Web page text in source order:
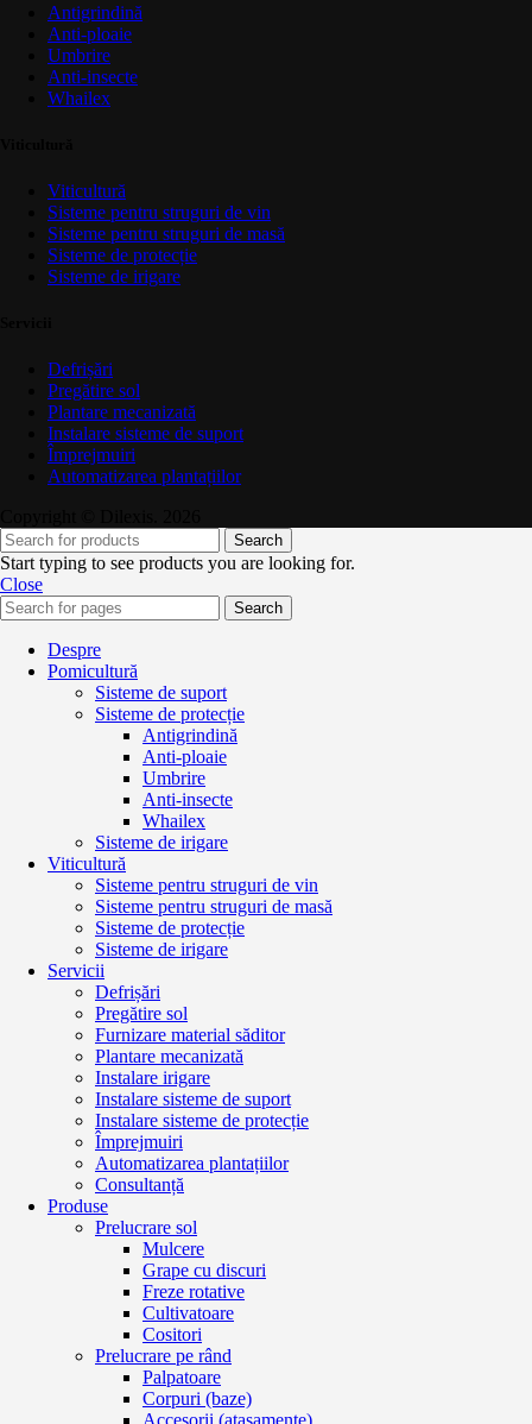
Antigrindină
Anti-ploaie
Umbrire
Anti-insecte
Whailex
Viticultură
Sisteme pentru struguri de vin
Sisteme pentru struguri de masă
Sisteme de protecție
Sisteme de irigare
Defrișări
Pregătire sol
Plantare mecanizată
Instalare sisteme de suport
Împrejmuiri
Automatizarea plantațiilor
Search
Start typing to see products you are looking for.
Close
Search
Despre
Pomicultură
Sisteme de suport
Sisteme de protecție
Antigrindină
Anti-ploaie
Umbrire
Anti-insecte
Whailex
Sisteme de irigare
Viticultură
Sisteme pentru struguri de vin
Sisteme pentru struguri de masă
Sisteme de protecție
Sisteme de irigare
Servicii
Defrișări
Pregătire sol
Furnizare material săditor
Plantare mecanizată
Instalare irigare
Instalare sisteme de suport
Instalare sisteme de protecție
Împrejmuiri
Automatizarea plantațiilor
Consultanță
Produse
Prelucrare sol
Mulcere
Grape cu discuri
Freze rotative
Cultivatoare
Cositori
Prelucrare pe rând
Palpatoare
Corpuri (baze)